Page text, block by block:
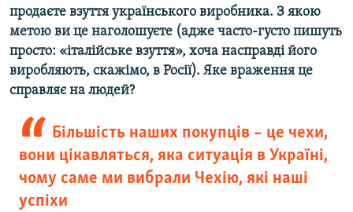
продаєте взуття українського виробника. З якою
метою ви це наголошуєте (адже часто-густо пишуть
просто: «італійське взуття», хоча насправді його
виробляють, скажімо, в Росії). Яке враження це
справляє на людей?
Більшість наших покупців – це чехи,
вони цікавляться, яка ситуація в Україні,
чому саме ми вибрали Чехію, які наші
успіхи